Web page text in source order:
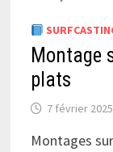
Montage
plats
7 février 2025
Montages